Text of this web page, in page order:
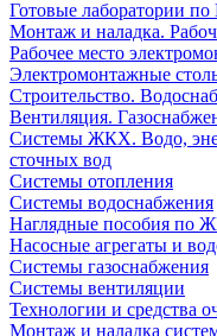
Готовые лаборатории
Монтаж и наладка.
Рабочее место
Электромонтажные
Строительство.
Вентиляция.
Системы ЖКХ. Водо,
сточных вод
Системы отопления
Системы водоснабжения
Наглядные пособия по
Насосные агрегаты и
Системы газоснабжения
Системы вентиляции
Технологии и средства
Монтаж и наладка